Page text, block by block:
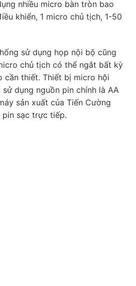
nhiều micro bàn tròn bao
khiển, 1 micro chủ tịch, 1-50
sử dụng họp nội bộ cũng
chủ tịch có thể ngắt bất kỳ
cần thiết. Thiết bị micro hội
dụng nguồn pin chính là AA
sản xuất của Tiến Cường
pin sạc trực tiếp.